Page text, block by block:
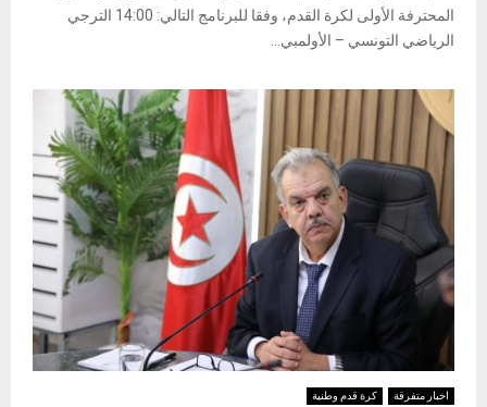
المحترفة الأولى لكرة القدم، وفقا للبرنامج التالي: 14:00 الترجي
الرياضي التونسي – الأولمبي...
اخبار متفرقة كرة قدم وطنية